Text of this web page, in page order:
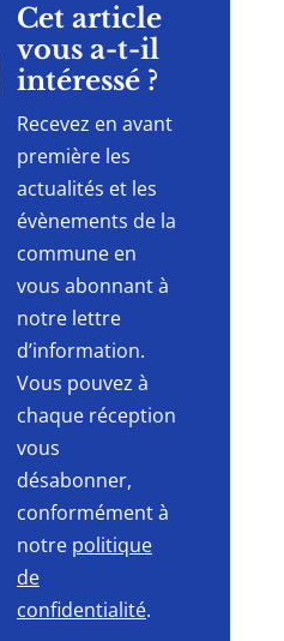
Cet article
vous a-t-il
intéressé ?
Recevez en avant
première les
actualités et les
évènements de la
commune en
vous abonnant à
notre lettre
d’information.
Vous pouvez à
chaque réception
vous
désabonner,
conformément à
notre politique
de
confidentialité.